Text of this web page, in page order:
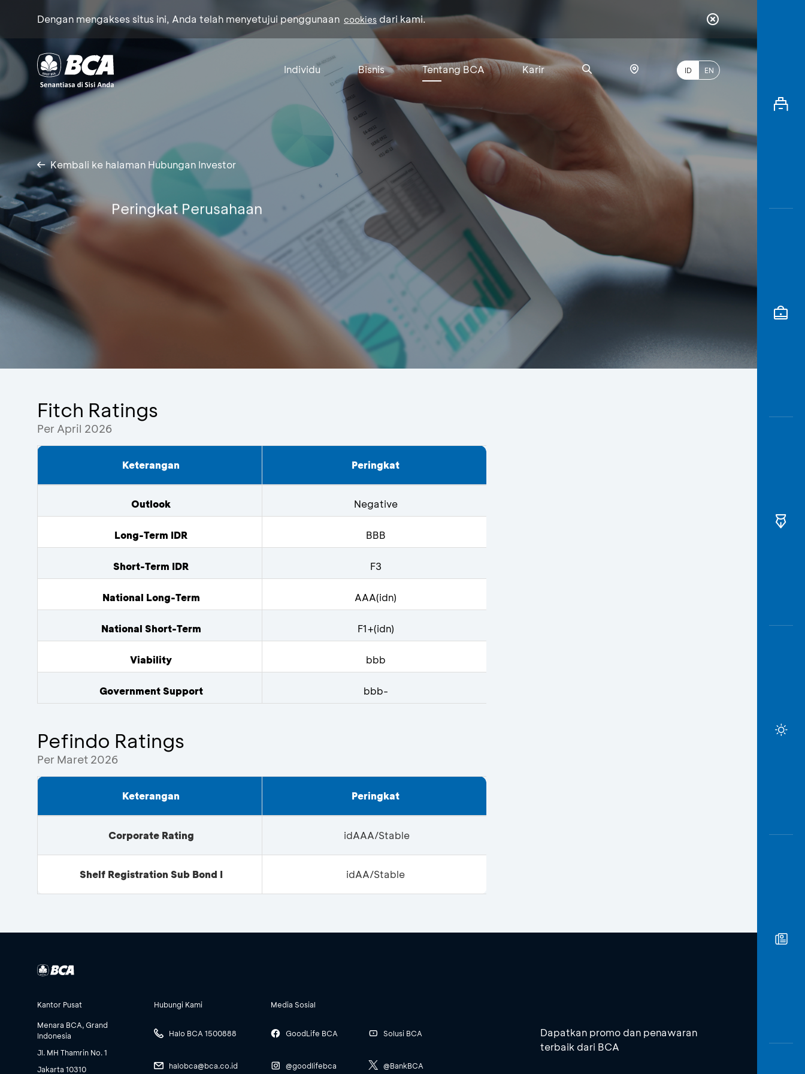
Dengan mengakses situs ini, Anda telah menyetujui penggunaan cookies dari kami.
Individu Bisnis Tentang BCA Karir ID EN
Buka
Kembali ke halaman Hubungan Investor
Peringkat Perusahaan
Fitch Ratings
Per April 2026
Keterangan Peringkat
Outlook Negative
Long-Term IDR BBB
Short-Term IDR F3
National Long-Term AAA(idn)
National Short-Term F1+(idn)
Viability bbb
Government Support bbb-
Pefindo Ratings
Per Maret 2026
Keterangan Peringkat
Corporate Rating idAAA/Stable
Shelf Registration Sub Bond I idAA/Stable
Kantor Pusat
Menara BCA, Grand
Indonesia
Jl. MH Thamrin No. 1
Jakarta 10310
Hubungi Kami
Halo BCA 1500888
halobca@bca.co.id
Media Sosial
GoodLife BCA
@goodlifebca
Solusi BCA
@BankBCA
Dapatkan promo dan penawaran
terbaik dari BCA